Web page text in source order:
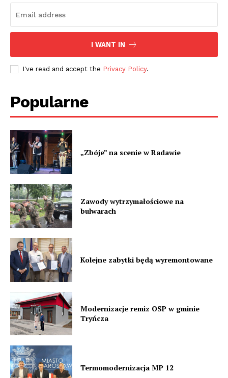
I WANT IN
I've read and accept the Privacy Policy.
Popularne
„Zbóje” na scenie w Radawie
Zawody wytrzymałościowe na
bulwarach
Kolejne zabytki będą wyremontowane
Modernizacje remiz OSP w gminie
Tryńcza
Termomodernizacja MP 12